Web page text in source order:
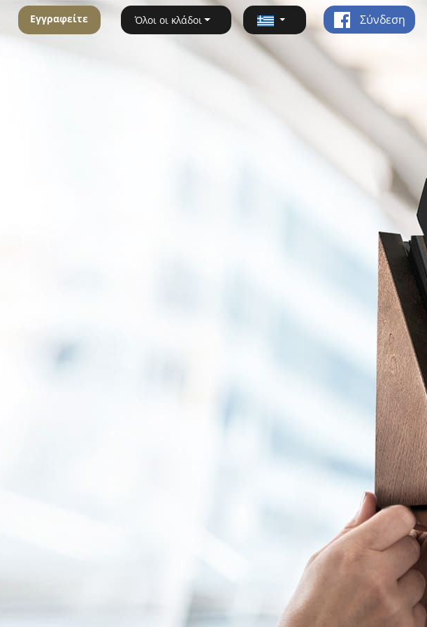
Εγγραφείτε Όλοι οι κλάδοι Σύνδεση